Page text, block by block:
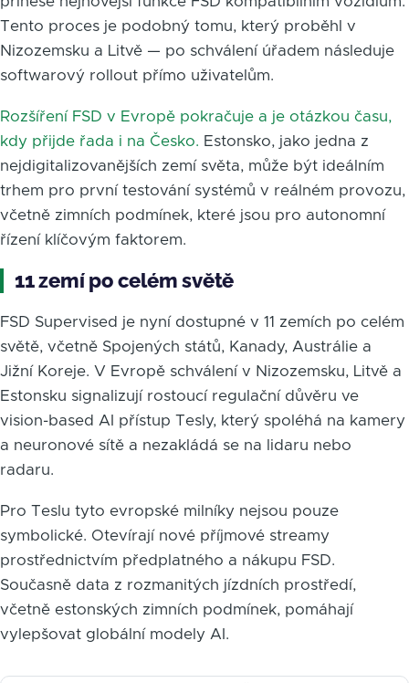
Tento proces je podobný tomu, který proběhl v
Nizozemsku a Litvě — po schválení úřadem následuje
softwarový rollout přímo uživatelům.
Rozšíření FSD v Evropě pokračuje a je otázkou času,
kdy přijde řada i na Česko. Estonsko, jako jedna z
nejdigitalizovanějších zemí světa, může být ideálním
trhem pro první testování systémů v reálném provozu,
včetně zimních podmínek, které jsou pro autonomní
řízení klíčovým faktorem.
11 zemí po celém světě
FSD Supervised je nyní dostupné v 11 zemích po celém
světě, včetně Spojených států, Kanady, Austrálie a
Jižní Koreje. V Evropě schválení v Nizozemsku, Litvě a
Estonsku signalizují rostoucí regulační důvěru ve
vision-based AI přístup Tesly, který spoléhá na kamery
a neuronové sítě a nezakládá se na lidaru nebo
radaru.
Pro Teslu tyto evropské milníky nejsou pouze
symbolické. Otevírají nové příjmové streamy
prostřednictvím předplatného a nákupu FSD.
Současně data z rozmanitých jízdních prostředí,
včetně estonských zimních podmínek, pomáhají
vylepšovat globální modely AI.